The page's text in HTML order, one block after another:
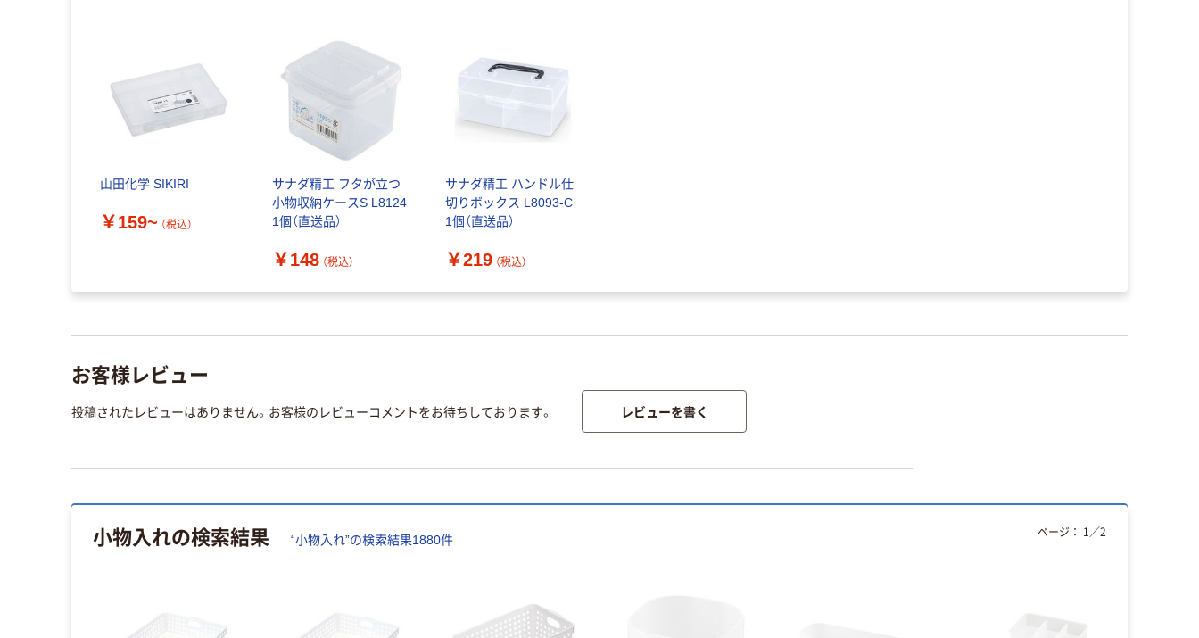
山田化学 SIKIRI
￥159~ （税込）
サナダ精工 フタが立つ
小物収納ケースS L8124
1個（直送品）
￥148 （税込）
サナダ精工 ハンドル仕
切りボックス L8093-C
1個（直送品）
￥219 （税込）
お客様レビュー
投稿されたレビューはありません。お客様のレビューコメントをお待ちしております。 レビューを書く
小物入れの検索結果 “小物入れ”の検索結果1880件
ページ： 1 ／2